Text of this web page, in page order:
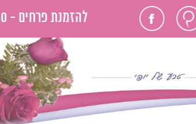
פייסבוק להזמנת פרחים - |